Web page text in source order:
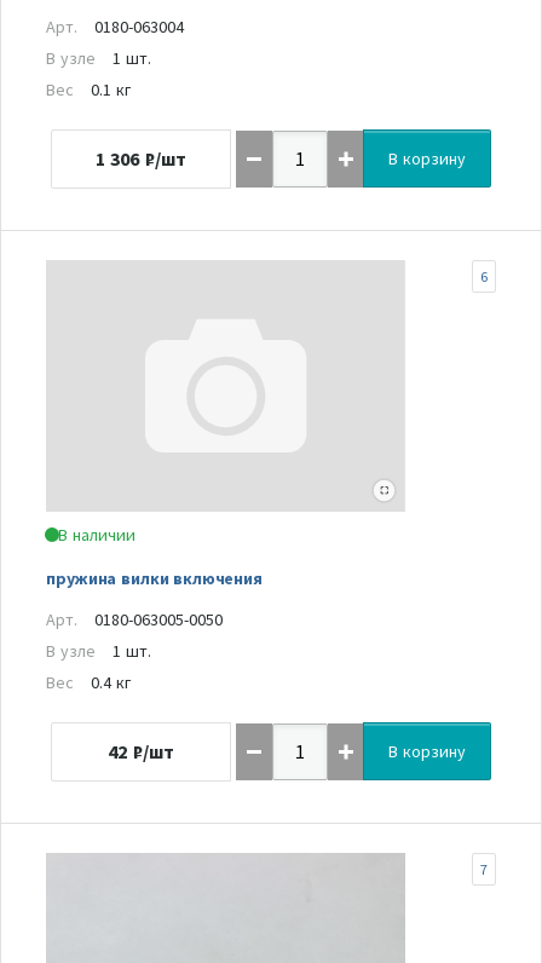
Арт.
0180-063004
В узле
1 шт.
Вес
0.1 кг
1 306 ₽/шт В корзину
В наличии
пружина вилки включения
6
Арт.
0180-063005-0050
В узле
1 шт.
Вес
0.4 кг
42 ₽/шт В корзину
7